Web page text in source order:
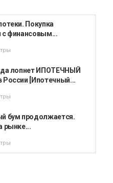
Покупка
с финансовым...
лопнет ИПОТЕЧНЫЙ
России [Ипотечный...
бум продолжается.
рынке...